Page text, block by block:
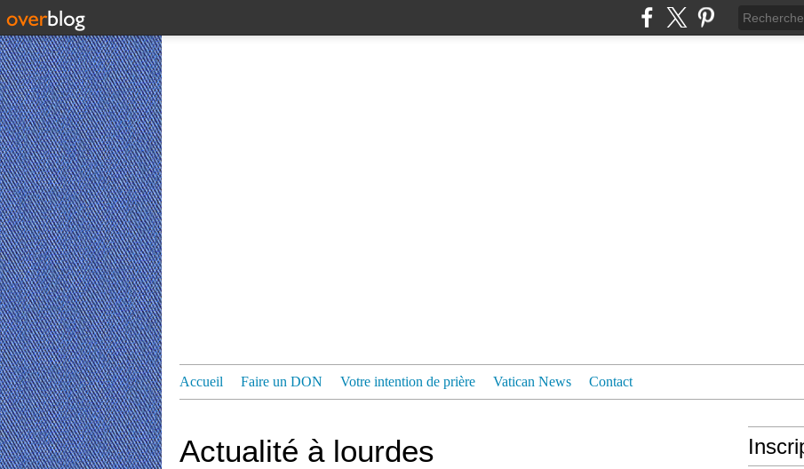
Accueil Faire un DON Votre intention de prière Vatican News Contact
Actualité à lourdes